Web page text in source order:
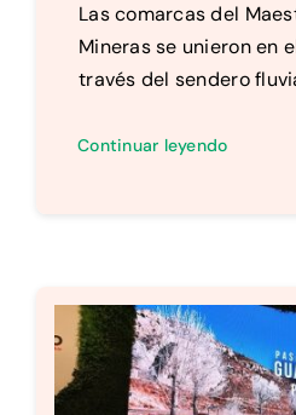
Las comarcas del
Mineras se unieron en
través del sendero
Continuar leyendo